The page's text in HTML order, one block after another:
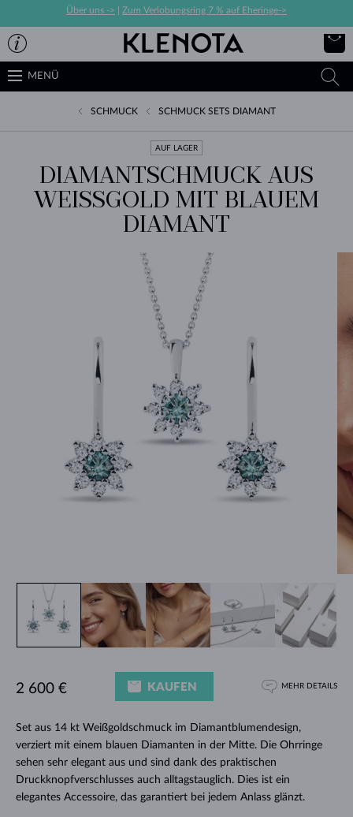
Über uns -> Zum Verlobungsring 7 % auf Eheringe->
MENÜ
SCHMUCK SCHMUCK SETS DIAMANT
AUF LAGER
DIAMANTSCHMUCK AUS
WEISSGOLD MIT BLAUEM D
IAMANT
Set aus 14 kt Weißgoldschmuck im Diamantblumendesign,
verziert mit einem blauen Diamanten in der Mitte. Die Ohrringe
sehen sehr elegant aus und sind dank des praktischen
Druckknopfverschlusses auch alltagstauglich. Dies ist ein
elegantes Accessoire, das garantiert bei jedem Anlass glänzt.
2 600 € KAUFEN MEHR DETAILS